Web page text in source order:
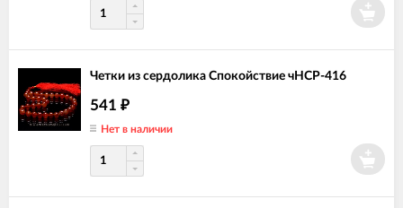
Четки из сердолика Спокойствие чНСР-416
541 ₽
Нет в наличии